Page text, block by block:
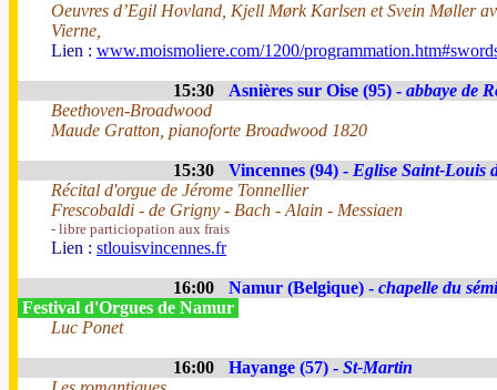
Oeuvres d’Egil Hovland, Kjell Mørk Karlsen et Svein Møller
Vierne,
Lien : www.moismoliere.com/1200/
15:30 Asnières sur Oise (95) - abbaye de
Beethoven-Broadwood
Maude Gratton, pianoforte Broadwood 1820
15:30 Vincennes (94) - Eglise Saint-Louis
Récital d'orgue de Jérome Tonnellier
Frescobaldi - de Grigny - Bach - Alain - Messiaen
- libre particiopation aux frais
Lien : stlouisvincennes.fr
16:00 Namur (Belgique) - chapelle du
Festival d'Orgues de Namur
Luc Ponet
16:00 Hayange (57) - St-Martin